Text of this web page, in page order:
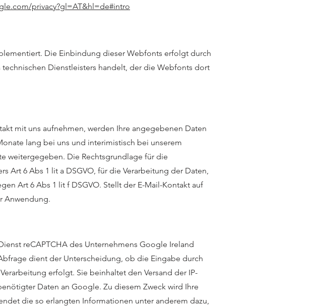
privacy?gl=AT&hl=de#intro
Die Einbindung dieser Webfonts erfolgt durch
Dienstleisters handelt, der die Webfonts dort
mit uns aufnehmen, werden Ihre angegebenen Daten
lang bei uns und interimistisch bei unserem
weitergegeben. Die Rechtsgrundlage für die
Art 6 Abs 1 lit a DSGVO, für die Verarbeitung der Daten,
Art 6 Abs 1 lit f DSGVO. Stellt der E-Mail-Kontakt auf
Anwendung.
reCAPTCHA des Unternehmens Google Ireland
dient der Unterscheidung, ob die Eingabe durch
erfolgt. Sie beinhaltet den Versand der IP-
Daten an Google. Zu diesem Zweck wird Ihre
die so erlangten Informationen unter anderem dazu,